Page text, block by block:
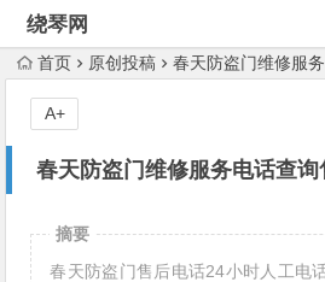
绕琴网
首页 原创投稿 春天防盗门维修服
春天防盗门维修服务电话查询
A+
摘要
春天防盗门售后电话24小时人工电